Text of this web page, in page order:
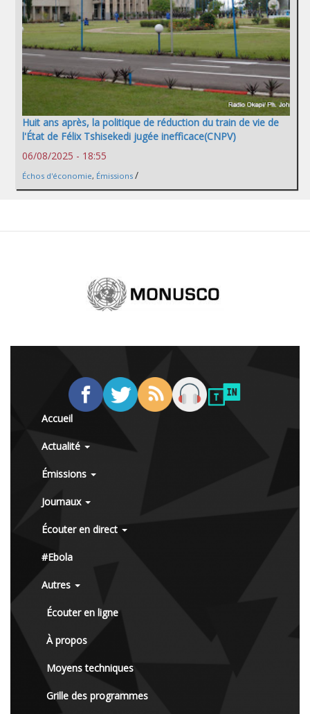
Huit ans après, la politique de réduction du train de vie de
l'État de Félix Tshisekedi jugée inefficace(CNPV)
06/08/2025 - 18:55
Échos d'économie, Émissions /
Accueil
Actualité
Émissions
Journaux
Écouter en direct
#Ebola
Autres
Écouter en ligne
À propos
Moyens techniques
Grille des programmes